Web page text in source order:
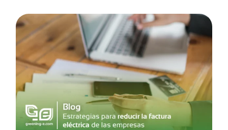
Estrategias para reducir la
factura eléctrica de las
empresas
Blog